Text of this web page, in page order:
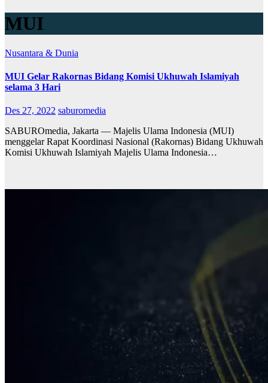
MUI
Nusantara & Dunia
MUI Gelar Rakornas Bidang Komisi Ukhuwah Islamiyah
selama 3 Hari
Des 27, 2022 saburomedia
SABUROmedia, Jakarta — Majelis Ulama Indonesia (MUI)
menggelar Rapat Koordinasi Nasional (Rakornas) Bidang Ukhuwah
Komisi Ukhuwah Islamiyah Majelis Ulama Indonesia…